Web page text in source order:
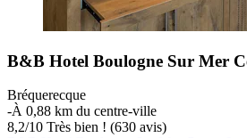
B&B Hotel Boulogne Sur Mer
Bréquerecque
‐À 0,88 km du centre-ville
8,2/10 Très bien ! (630 avis)